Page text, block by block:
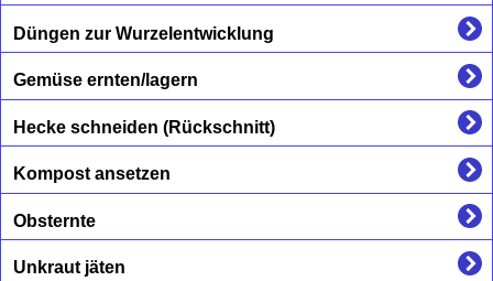
Düngen zur Wurzelentwicklung
Gemüse ernten/lagern
Hecke schneiden (Rückschnitt)
Kompost ansetzen
Obsternte
Unkraut jäten